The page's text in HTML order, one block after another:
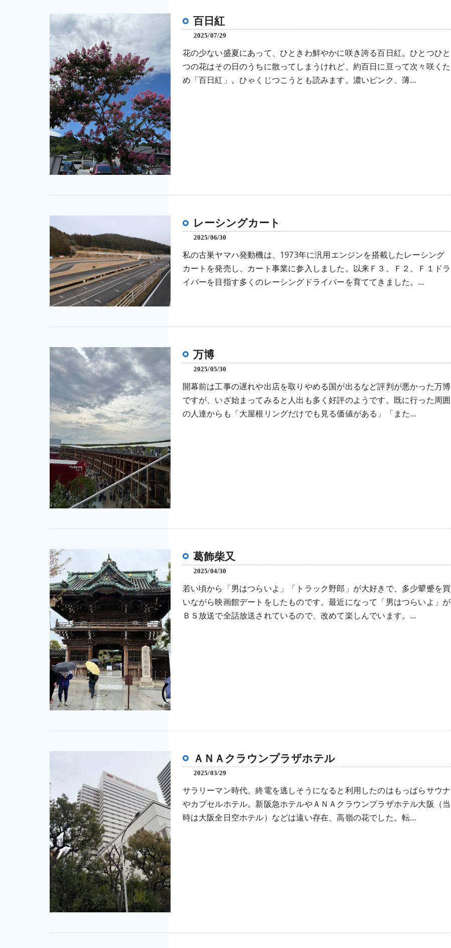
百日紅
2025/07/29
花の少ない盛夏にあって、ひときわ鮮やかに咲き誇る百日紅。ひとつひと
つの花はその日のうちに散ってしまうけれど、約百日に亘って次々咲くた
め「百日紅」。ひゃくじつこうとも読みます。濃いピンク、薄…
レーシングカート
2025/06/30
私の古巣ヤマハ発動機は、1973年に汎用エンジンを搭載したレーシング
カートを発売し、カート事業に参入しました。以来Ｆ３、Ｆ２、Ｆ１ドラ
イバーを目指す多くのレーシングドライバーを育ててきました。…
万博
2025/05/30
開幕前は工事の遅れや出店を取りやめる国が出るなど評判が悪かった万博
ですが、いざ始まってみると人出も多く好評のようです。既に行った周囲
の人達からも「大屋根リングだけでも見る価値がある」「また…
葛飾柴又
2025/04/30
若い頃から「男はつらいよ」「トラック野郎」が大好きで、多少顰蹙を買
いながら映画館デートをしたものです。最近になって「男はつらいよ」が
ＢＳ放送で全話放送されているので、改めて楽しんでいます。…
ＡＮＡクラウンプラザホテル
2025/03/29
サラリーマン時代、終電を逃しそうになると利用したのはもっぱらサウナ
やカプセルホテル。新阪急ホテルやＡＮＡクラウンプラザホテル大阪（当
時は大阪全日空ホテル）などは遠い存在、高嶺の花でした。転…